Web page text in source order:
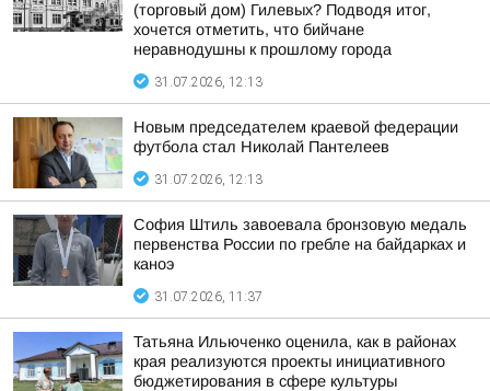
(торговый дом) Гилевых? Подводя итог,
хочется отметить, что бийчане
неравнодушны к прошлому города
31.07.2026, 12:13
Новым председателем краевой федерации
футбола стал Николай Пантелеев
31.07.2026, 12:13
София Штиль завоевала бронзовую медаль
первенства России по гребле на байдарках и
каноэ
31.07.2026, 11:37
Татьяна Ильюченко оценила, как в районах
края реализуются проекты инициативного
бюджетирования в сфере культуры